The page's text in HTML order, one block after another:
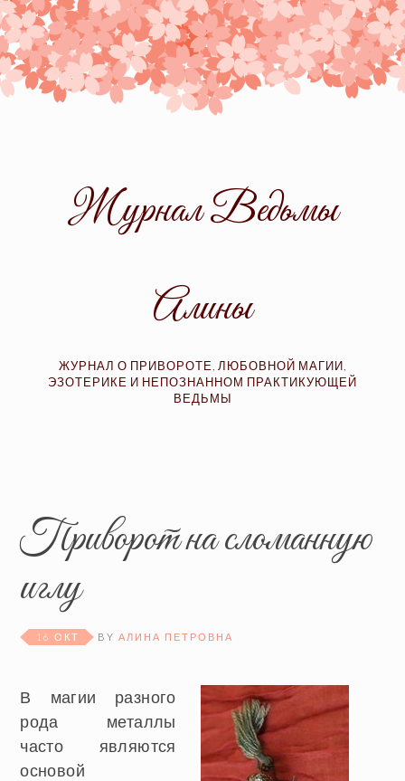
Skip
to
content
Журнал Ведьмы
Алины
ЖУРНАЛ О ПРИВОРОТЕ, ЛЮБОВНОЙ МАГИИ,
ЭЗОТЕРИКЕ И НЕПОЗНАННОМ ПРАКТИКУЮЩЕЙ
ВЕДЬМЫ
Приворот на сломанную
иглу
16 ОКТ BYАЛИНА ПЕТРОВНА
В магии разного
рода металлы
часто являются
основой